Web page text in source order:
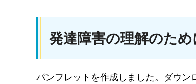
発達障害の理解のため
パンフレットを作成しました。ダウン